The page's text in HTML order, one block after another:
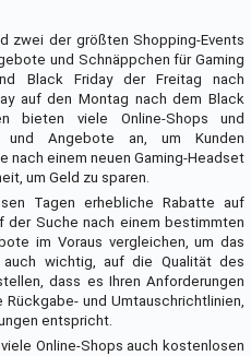
zwei der größten Shopping-Events
und Schnäppchen für Gaming
Black Friday der Freitag nach
auf den Montag nach dem Black
bieten viele Online-Shops und
und Angebote an, um Kunden
nach einem neuen Gaming-Headset
um Geld zu sparen.
Tagen erhebliche Rabatte auf
der Suche nach einem bestimmten
im Voraus vergleichen, um das
wichtig, auf die Qualität des
dass es Ihren Anforderungen
und Umtauschrichtlinien,
entspricht.
Online-Shops auch kostenlosen